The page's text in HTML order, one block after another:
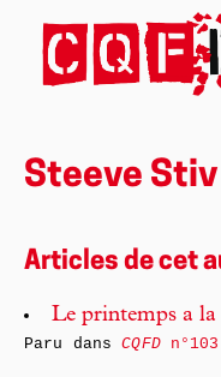
Steeve Stiv
Articles de cet
Le printemps a la
Paru dansCQFD